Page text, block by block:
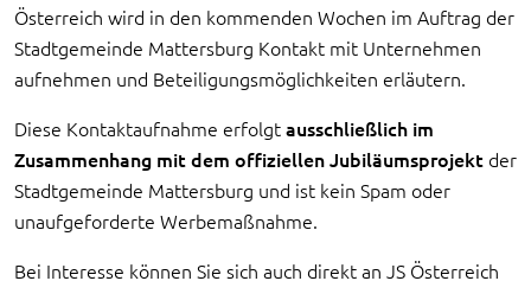
Österreich wird in den kommenden Wochen im Auftrag der
Stadtgemeinde Mattersburg Kontakt mit Unternehmen
aufnehmen und Beteiligungsmöglichkeiten erläutern.
Diese Kontaktaufnahme erfolgtausschließlich im
Zusammenhang mit dem offiziellen Jubiläumsprojekt der
Stadtgemeinde Mattersburg und ist kein Spam oder
unaufgeforderte Werbemaßnahme.
Bei Interesse können Sie sich auch direkt an JS Österreich